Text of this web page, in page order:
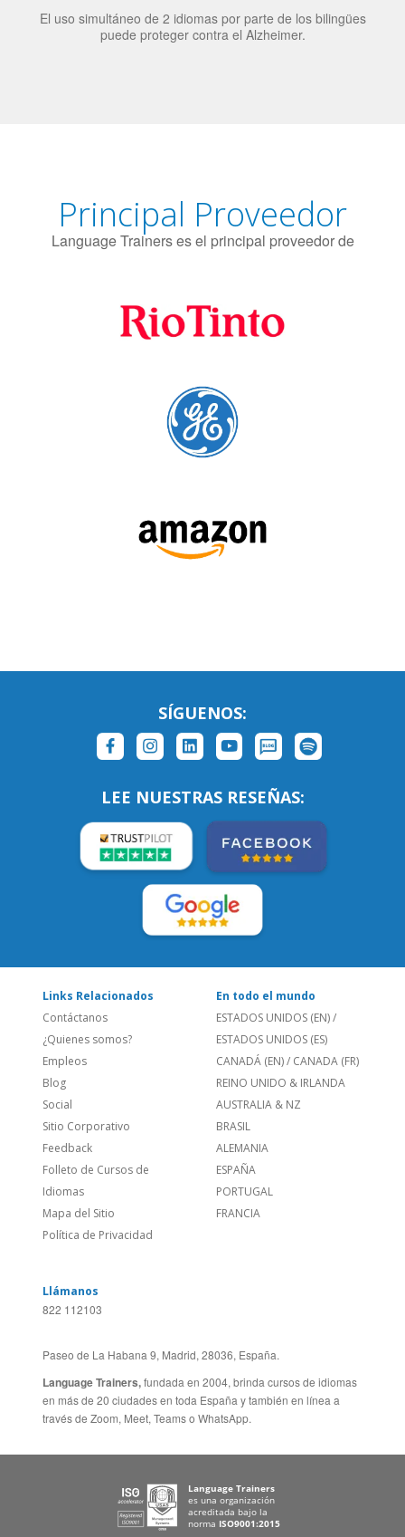
El uso simultáneo de 2 idiomas por parte de los bilingües
puede proteger contra el Alzheimer.
Principal Proveedor
Language Trainers es el principal proveedor de
SÍGUENOS:
LEE NUESTRAS RESEÑAS:
Links Relacionados
Contáctanos
¿Quienes somos?
Empleos
Blog
Social
Sitio Corporativo
Feedback
Folleto de Cursos de
Idiomas
Mapa del Sitio
Política de Privacidad
En todo el mundo
ESTADOS UNIDOS (EN)/
ESTADOS UNIDOS (ES)
CANADÁ (EN)/ CANADA (FR)
REINO UNIDO & IRLANDA
AUSTRALIA & NZ
BRASIL
ALEMANIA
ESPAÑA
PORTUGAL
FRANCIA
Llámanos
822 112103
Paseo de La Habana 9, Madrid, 28036, España.
Language Trainers,fundada en 2004, brinda cursos de idiomas
en más de 20 ciudades en toda España y también en línea a
través de Zoom, Meet, Teams o WhatsApp.